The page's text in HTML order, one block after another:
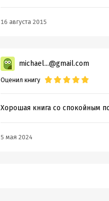
16 августа 2015
michael...@gmail.com
Оценил книгу
Хорошая книга со спокойным
5 мая 2024